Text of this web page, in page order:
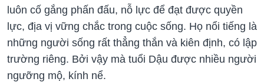
luôn cố gắng phấn đấu, nỗ lực để đạt được quyền
lực, địa vị vững chắc trong cuộc sống. Họ nổi tiếng là
những người sống rất thẳng thắn và kiên định, có lập
trường riêng. Bởi vậy mà tuổi Dậu được nhiều người
ngưỡng mộ, kính nể.